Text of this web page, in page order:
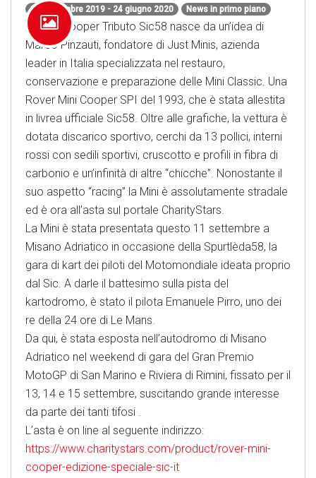
12 settembre 2019 - 24 giugno 2020 News in primo piano
La Mini Cooper Tributo Sic58 nasce da un’idea di
Marco Pinzauti, fondatore di Just Minis, azienda
leader in Italia specializzata nel restauro,
conservazione e preparazione delle Mini Classic. Una
Rover Mini Cooper SPI del 1993, che è stata allestita
in livrea ufficiale Sic58. Oltre alle grafiche, la vettura è
dotata discarico sportivo, cerchi da 13 pollici, interni
rossi con sedili sportivi, cruscotto e profili in fibra di
carbonio e un’infinità di altre “chicche”. Nonostante il
suo aspetto “racing” la Mini è assolutamente stradale
ed è ora all’asta sul portale CharityStars.
La Mini è stata presentata questo 11 settembre a
Misano Adriatico in occasione della Spurtlèda58, la
gara di kart dei piloti del Motomondiale ideata proprio
dal Sic. A darle il battesimo sulla pista del
kartodromo, è stato il pilota Emanuele Pirro, uno dei
re della 24 ore di Le Mans.
Da qui, è stata esposta nell’autodromo di Misano
Adriatico nel weekend di gara del Gran Premio
MotoGP di San Marino e Riviera di Rimini, fissato per il
13, 14 e 15 settembre, suscitando grande interesse
da parte dei tanti tifosi .
L’asta è on line al seguente indirizzo:
https://www.charitystars.com/product/rover-mini-
cooper-edizione-speciale-sic-it